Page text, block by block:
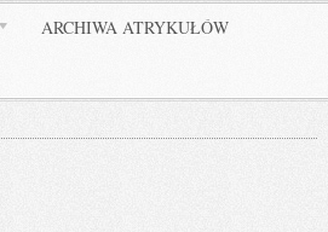
ARCHIWA ATRYKUŁÓW